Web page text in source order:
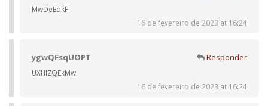
MwDeEqkF
16 de fevereiro de 2023 at 16:24
ygwQFsqUOPT Responder
UXHlZQEkMw
16 de fevereiro de 2023 at 16:24